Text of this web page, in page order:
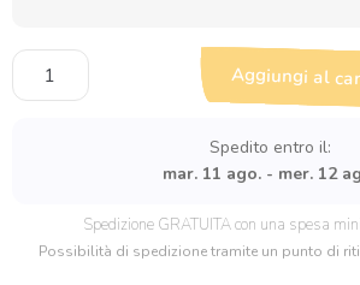
Sagoma
in
Aggiungi al
Spedito entro il:
mar. 11 ago. - mer. 12
Spedizione GRATUITA con una spesa
Possibilità di spedizione tramite un punto di